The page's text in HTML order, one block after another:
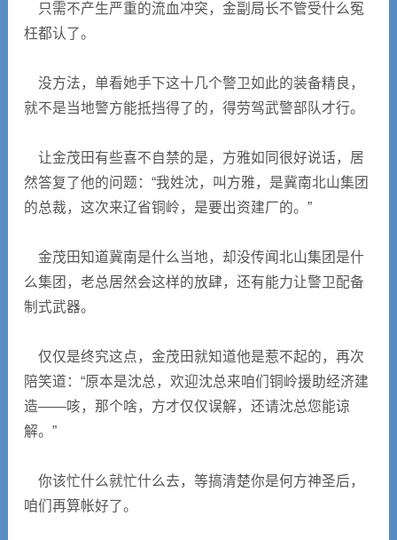
只需不产生严重的流血冲突，金副局长不管受什么冤
枉都认了。
没方法，单看她手下这十几个警卫如此的装备精良，
就不是当地警方能抵挡得了的，得劳驾武警部队才行。
让金茂田有些喜不自禁的是，方雅如同很好说话，居
然答复了他的问题：“我姓沈，叫方雅，是冀南北山集团
的总裁，这次来辽省铜岭，是要出资建厂的。”
金茂田知道冀南是什么当地，却没传闻北山集团是什
么集团，老总居然会这样的放肆，还有能力让警卫配备
制式武器。
仅仅是终究这点，金茂田就知道他是惹不起的，再次
陪笑道：“原本是沈总，欢迎沈总来咱们铜岭援助经济建
造――咳，那个啥，方才仅仅误解，还请沈总您能谅
解。”
你该忙什么就忙什么去，等搞清楚你是何方神圣后，
咱们再算帐好了。